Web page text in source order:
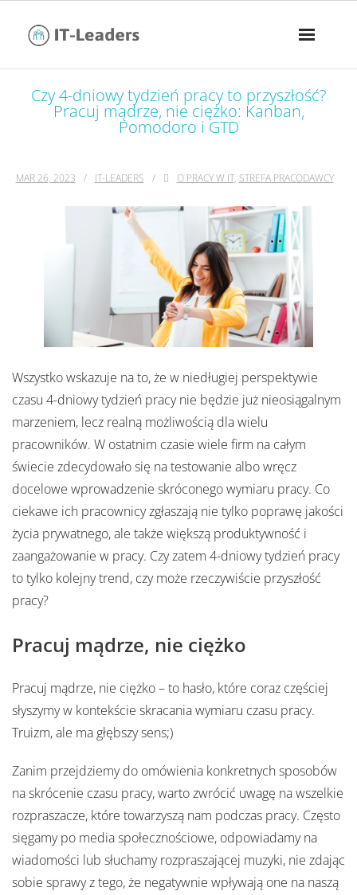
Czy 4-dniowy tydzień pracy to przyszłość?
Pracuj mądrze, nie ciężko: Kanban,
Pomodoro i GTD
MAR 26, 2023 IT-LEADERS O PRACY W IT, STREFA PRACODAWCY
Wszystko wskazuje na to, że w niedługiej perspektywie
czasu 4-dniowy tydzień pracy nie będzie już nieosiągalnym
marzeniem, lecz realną możliwością dla wielu
pracowników. W ostatnim czasie wiele firm na całym
świecie zdecydowało się na testowanie albo wręcz
docelowe wprowadzenie skróconego wymiaru pracy. Co
ciekawe ich pracownicy zgłaszają nie tylko poprawę jakości
życia prywatnego, ale także większą produktywność i
zaangażowanie w pracy. Czy zatem 4-dniowy tydzień pracy
to tylko kolejny trend, czy może rzeczywiście przyszłość
pracy?
Pracuj mądrze, nie ciężko
Pracuj mądrze, nie ciężko – to hasło, które coraz częściej
słyszymy w kontekście skracania wymiaru czasu pracy.
Truizm, ale ma głębszy sens;)
Zanim przejdziemy do omówienia konkretnych sposobów
na skrócenie czasu pracy, warto zwrócić uwagę na wszelkie
rozpraszacze, które towarzyszą nam podczas pracy. Często
sięgamy po media społecznościowe, odpowiadamy na
wiadomości lub słuchamy rozpraszającej muzyki, nie zdając
sobie sprawy z tego, że negatywnie wpływają one na naszą